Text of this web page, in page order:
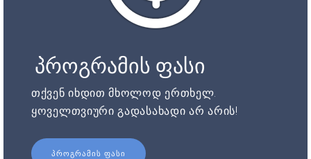
პროგრამის ფასი
თქვენ იხდით მხოლოდ ერთხელ.
ყოველთვიური გადასახადი არ არის!
ᲞᲠᲝᲒᲠᲐᲛᲘᲡ ᲤᲐᲡᲘ